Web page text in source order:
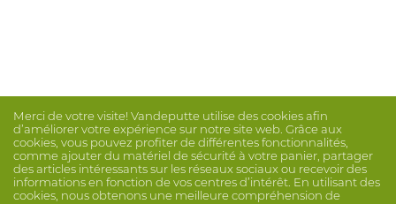
Merci de votre visite! Vandeputte utilise des cookies afin
d’améliorer votre expérience sur notre site web. Grâce aux
cookies, vous pouvez profiter de différentes fonctionnalités,
comme ajouter du matériel de sécurité à votre panier, partager
des articles intéressants sur les réseaux sociaux ou recevoir des
informations en fonction de vos centres d’intérêt. En utilisant des
cookies, nous obtenons une meilleure compréhension de